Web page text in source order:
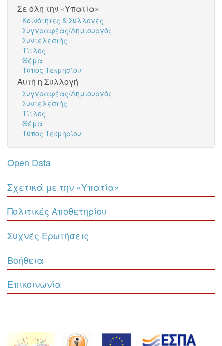
Σε όλη την «Υπατία»
Κοινότητες & Συλλογές
Συγγραφέας/Δημιουργός
Συντελεστής
Τίτλος
Θέμα
Τύπος Τεκμηρίου
Αυτή η Συλλογή
Συγγραφέας/Δημιουργός
Συντελεστής
Τίτλος
Θέμα
Τύπος Τεκμηρίου
Open Data
Σχετικά με την «Υπατία»
Πολιτικές Αποθετηρίου
Συχνές Ερωτήσεις
Βοήθεια
Επικοινωνία